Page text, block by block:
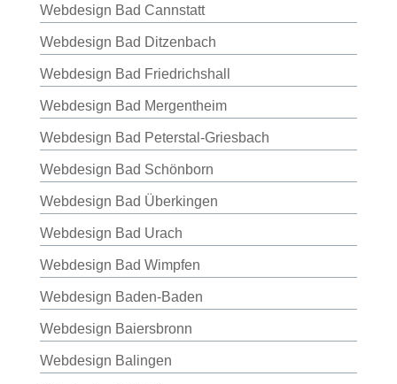
Webdesign Bad Cannstatt
Webdesign Bad Ditzenbach
Webdesign Bad Friedrichshall
Webdesign Bad Mergentheim
Webdesign Bad Peterstal-Griesbach
Webdesign Bad Schönborn
Webdesign Bad Überkingen
Webdesign Bad Urach
Webdesign Bad Wimpfen
Webdesign Baden-Baden
Webdesign Baiersbronn
Webdesign Balingen